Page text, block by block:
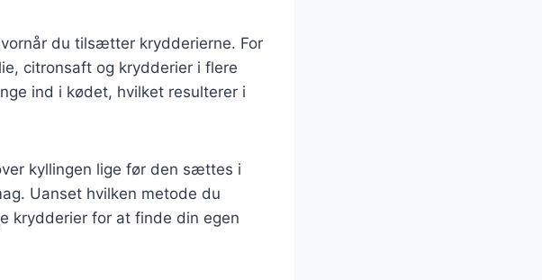
du tilsætter krydderierne. For
citronsaft og krydderier i flere
ind i kødet, hvilket resulterer i
kyllingen lige før den sættes i
Uanset hvilken metode du
krydderier for at finde din egen